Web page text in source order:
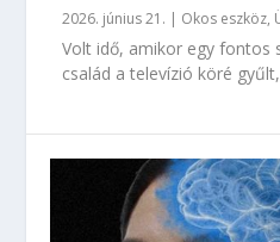
2026. június 21. | Okos eszköz,
Volt idő, amikor egy fontos
család a televízió köré